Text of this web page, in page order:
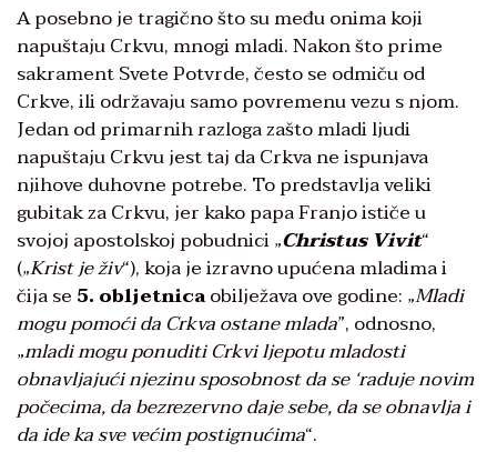
A posebno je tragično što su među onima koji
napuštaju Crkvu, mnogi mladi. Nakon što prime
sakrament Svete Potvrde, često se odmiču od
Crkve, ili održavaju samo povremenu vezu s njom.
Jedan od primarnih razloga zašto mladi ljudi
napuštaju Crkvu jest taj da Crkva ne ispunjava
njihove duhovne potrebe. To predstavlja veliki
gubitak za Crkvu, jer kako papa Franjo ističe u
svojoj apostolskoj pobudnici „Christus Vivit“
(„Krist je živ“), koja je izravno upućena mladima i
čija se 5. obljetnicaobilježava ove godine: „Mladi
mogu pomoći da Crkva ostane mlada”, odnosno,
„mladi mogu ponuditi Crkvi ljepotu mladosti
obnavljajući njezinu sposobnost da se ‘raduje novim
počecima, da bezrezervno daje sebe, da se obnavlja i
da ide ka sve većim postignućima“.